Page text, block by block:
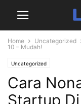
Home Uncategorized
10 – Mudah!
Uncategorized
Cara
Startup